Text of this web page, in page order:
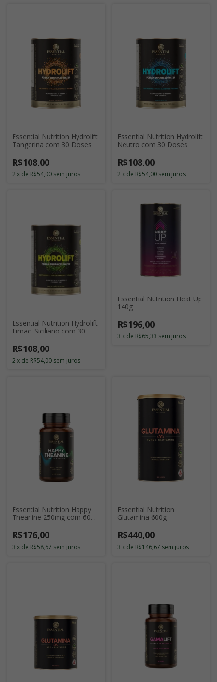
Essential Nutrition Hydrolift
Tangerina com 30 Doses
R$108,00
2 x de R$54,00 sem juros
Essential Nutrition Hydrolift
Neutro com 30 Doses
R$108,00
2 x de R$54,00 sem juros
Essential Nutrition Hydrolift
Limão-Siciliano com 30
R$108,00
2 x de R$54,00 sem juros
Essential Nutrition Heat Up
140g
R$196,00
3 x de R$65,33 sem juros
Essential Nutrition Happy
Theanine 250mg com 60
R$176,00
3 x de R$58,67 sem juros
Essential Nutrition
Glutamina 600g
R$440,00
3 x de R$146,67 sem juros